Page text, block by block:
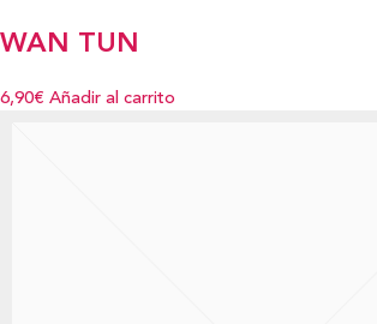
WAN TUN
6,90€ Añadir al carrito